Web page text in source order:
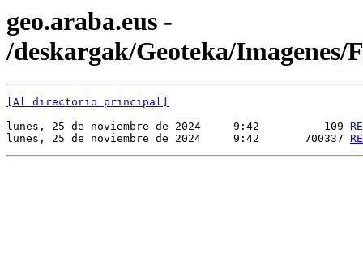
geo.araba.eus -
/deskargak/Geoteka/Imagenes/
[Al directorio principal]
lunes, 25 de noviembre de 2024     9:42          109
lunes, 25 de noviembre de 2024     9:42       700337